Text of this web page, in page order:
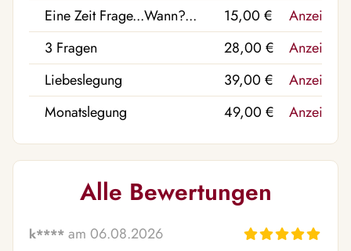
Eine Zeit Frage...Wann?...
15,00 €
Anzeigen
3 Fragen
28,00 €
Anzeigen
Liebeslegung
39,00 €
Anzeigen
Monatslegung
49,00 € Anzeigen
Alle Bewertungen
k**** am 06.08.2026